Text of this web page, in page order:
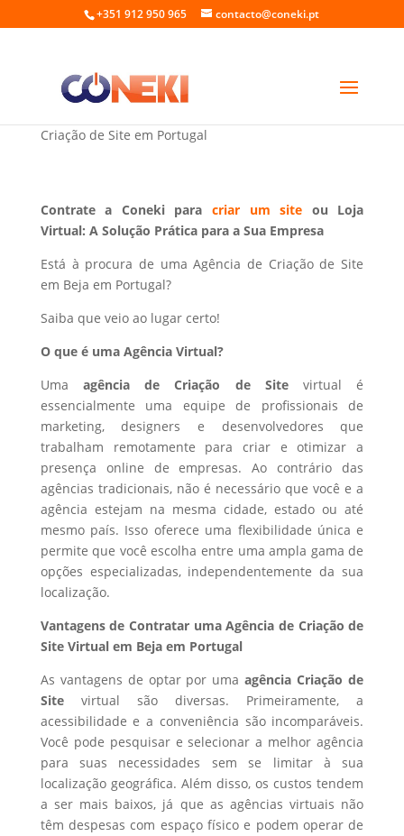
+351 912 950 965 contacto@coneki.pt
Criação de Site em Beja Portugal
Criação de Site em Portugal
Contrate a Coneki para criar um site ou Loja
Virtual: A Solução Prática para a Sua Empresa
Está à procura de uma Agência de Criação de Site
em Beja em Portugal?
Saiba que veio ao lugar certo!
O que é uma Agência Virtual?
Uma agência de Criação de Site virtual é
essencialmente uma equipe de profissionais de
marketing, designers e desenvolvedores que
trabalham remotamente para criar e otimizar a
presença online de empresas. Ao contrário das
agências tradicionais, não é necessário que você e a
agência estejam na mesma cidade, estado ou até
mesmo país. Isso oferece uma flexibilidade única e
permite que você escolha entre uma ampla gama de
opções especializadas, independentemente da sua
localização.
Vantagens de Contratar uma Agência de Criação de
Site Virtual em Beja em Portugal
As vantagens de optar por umaagência Criação de
Sitevirtual são diversas. Primeiramente, a
acessibilidade e a conveniência são incomparáveis.
Você pode pesquisar e selecionar a melhor agência
para suas necessidades sem se limitar à sua
localização geográfica. Além disso, os custos tendem
a ser mais baixos, já que as agências virtuais não
têm despesas com espaço físico e podem operar de